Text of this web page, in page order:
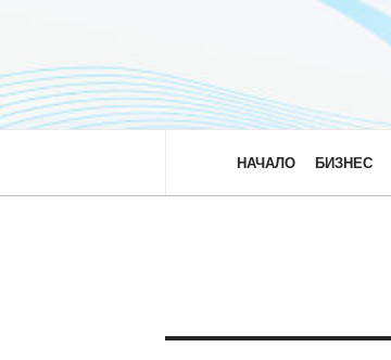
НАЧАЛО БИЗНЕС